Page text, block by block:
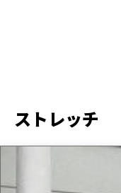
ストレッチ